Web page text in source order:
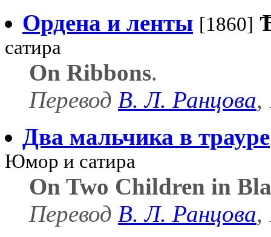
Ордена и ленты [1860]
сатира
On Ribbons.
Перевод В. Л. Ранцова,
Два мальчика в трауре
Юмор и сатира
On Two Children in
Перевод В. Л. Ранцова,